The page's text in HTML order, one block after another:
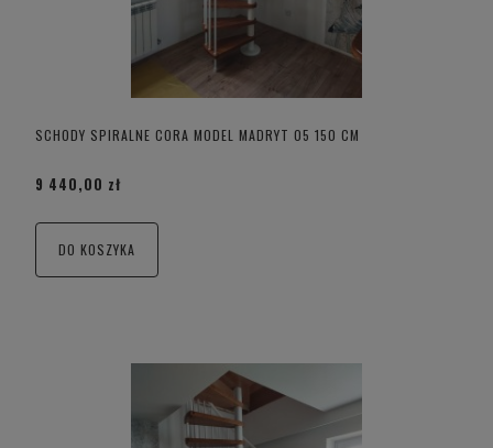
SCHODY SPIRALNE CORA MODEL MADRYT 05 150 CM
9 440,00 zł
DO KOSZYKA